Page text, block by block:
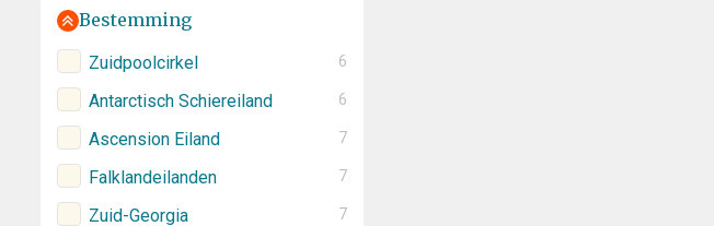
Bestemming
Zuidpoolcirkel 6
Antarctisch Schiereiland 6
Ascension Eiland 7
Falklandeilanden 7
Zuid-Georgia 7